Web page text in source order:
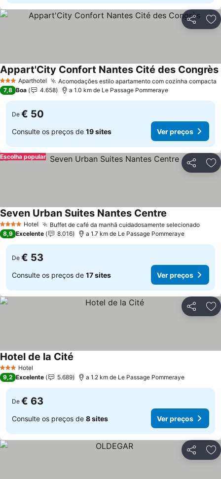
Partilhar
3 EstrelasAparthotel Acomodações estilo apartamento com cozinha compacta
Appart'City Confort Nantes Cité des Congrès
7,8 Boa 4.658 a 1.0 km de Le Passage Pommeraye
De € 50
Consulte os preços de 19 sites Ver preços
Partilhar
Escolha popular
4 EstrelasHotel Buffet de café da manhã cuidadosamente selecionado
Seven Urban Suites Nantes Centre
8,9 Excelente 8.016 a 1.7 km de Le Passage Pommeraye
De € 53
Consulte os preços de 17 sites Ver preços
Partilhar
3 EstrelasHotel
Hotel de la Cité
9,2 Excelente 5.689 a 1.2 km de Le Passage Pommeraye
De € 63
Consulte os preços de 8 sites Ver preços
Partilhar